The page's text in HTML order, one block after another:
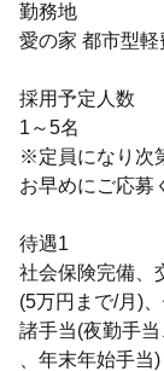
勤務地
愛の家 都市型
採用予定人数
1～5名
※定員になり次
お早めにご応募
待遇1
社会保険完備、
(5万円まで/月)、
諸手当(夜勤手
、年末年始手当)